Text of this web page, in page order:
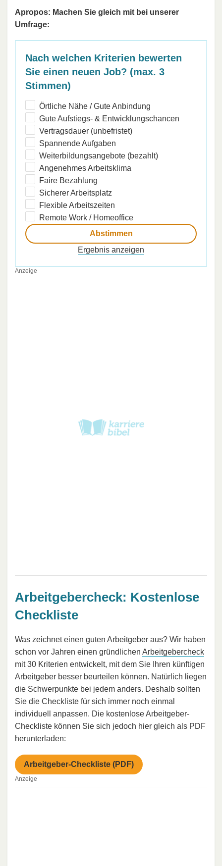
Apropos: Machen Sie gleich mit bei unserer
Umfrage:
Nach welchen Kriterien bewerten
Sie einen neuen Job? (max. 3
Stimmen)
Örtliche Nähe / Gute Anbindung
Gute Aufstiegs- & Entwicklungschancen
Vertragsdauer (unbefristet)
Spannende Aufgaben
Weiterbildungsangebote (bezahlt)
Angenehmes Arbeitsklima
Faire Bezahlung
Sicherer Arbeitsplatz
Flexible Arbeitszeiten
Remote Work / Homeoffice
Ergebnis anzeigen
Anzeige
Arbeitgebercheck: Kostenlose
Checkliste
Was zeichnet einen guten Arbeitgeber aus? Wir haben
schon vor Jahren einen gründlichen Arbeitgebercheck
mit 30 Kriterien entwickelt, mit dem Sie Ihren künftigen
Arbeitgeber besser beurteilen können. Natürlich liegen
die Schwerpunkte bei jedem anders. Deshalb sollten
Sie die Checkliste für sich immer noch einmal
individuell anpassen. Die kostenlose Arbeitgeber-
Checkliste können Sie sich jedoch hier gleich als PDF
herunterladen:
Arbeitgeber-Checkliste (PDF)
Anzeige